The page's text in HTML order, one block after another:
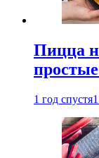
Пицца
1 год спустя